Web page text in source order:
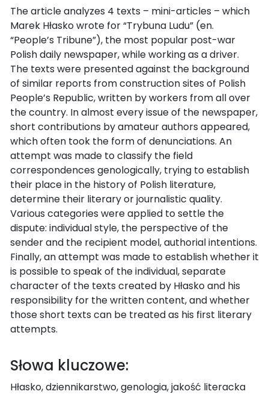
The article analyzes 4 texts – mini-articles – which
Marek Hłasko wrote for “Trybuna Ludu” (en.
“People’s Tribune”), the most popular post-war
Polish daily newspaper, while working as a driver.
The texts were presented against the background
of similar reports from construction sites of Polish
People’s Republic, written by workers from all over
the country. In almost every issue of the newspaper,
short contributions by amateur authors appeared,
which often took the form of denunciations. An
attempt was made to classify the field
correspondences genologically, trying to establish
their place in the history of Polish literature,
determine their literary or journalistic quality.
Various categories were applied to settle the
dispute: individual style, the perspective of the
sender and the recipient model, authorial intentions.
Finally, an attempt was made to establish whether it
is possible to speak of the individual, separate
character of the texts created by Hłasko and his
responsibility for the written content, and whether
those short texts can be treated as his first literary
attempts.
Słowa kluczowe:
Hłasko, dziennikarstwo, genologia, jakość literacka